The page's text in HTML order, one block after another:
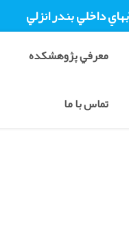
داخلي بندر انزلي
معرفي پژوهشکده
تماس با ما